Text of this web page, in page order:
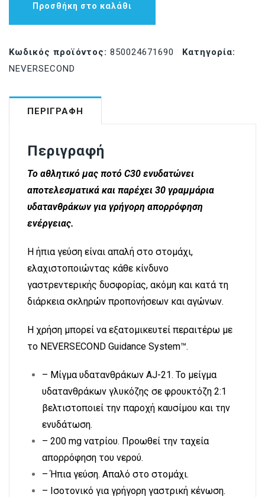
Προσθήκη στο καλάθι
Κωδικός προϊόντος: 850024671690
Κατηγορία:
NEVERSECOND
ΠΕΡΙΓΡΑΦΉ
Περιγραφή
Το αθλητικό μας ποτό C30 ενυδατώνει
αποτελεσματικά και παρέχει 30 γραμμάρια
υδατανθράκων για γρήγορη απορρόφηση
ενέργειας.
Η ήπια γεύση είναι απαλή στο στομάχι,
ελαχιστοποιώντας κάθε κίνδυνο
γαστρεντερικής δυσφορίας, ακόμη και κατά τη
διάρκεια σκληρών προπονήσεων και αγώνων.
Η χρήση μπορεί να εξατομικευτεί περαιτέρω με
το NEVERSECOND Guidance System™.
– Μίγμα υδατανθράκων AJ-21. Το μείγμα
υδατανθράκων γλυκόζης σε φρουκτόζη 2:1
βελτιστοποιεί την παροχή καυσίμου και την
ενυδάτωση.
– 200 mg νατρίου. Προωθεί την ταχεία
απορρόφηση του νερού.
– Ήπια γεύση. Απαλό στο στομάχι.
– Ισοτονικό για γρήγορη γαστρική κένωση.